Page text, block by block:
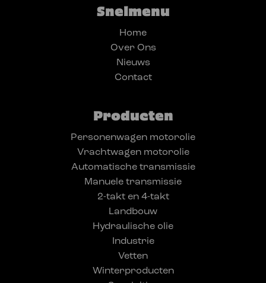
Snelmenu
Home
Over Ons
Nieuws
Contact
Producten
Personenwagen motorolie
Vrachtwagen motorolie
Automatische transmissie
Manuele transmissie
2-takt en 4-takt
Landbouw
Hydraulische olie
Industrie
Vetten
Winterproducten